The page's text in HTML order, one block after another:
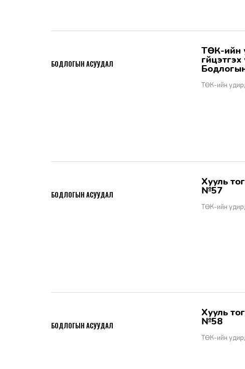
ТӨК-ийн удирдах албан тушаалтны томилгоо: ТУЗ-ийн гишүүн,
ТӨК-ийн
БОДЛОГЫН АСУУДАЛ
Хууль тогтоомжийн тухай хуулийн хэрэгжилт - Бодлогын асуудал
№57
ТӨК-ийн
БОДЛОГЫН АСУУДАЛ
Хууль тогтоомжийн тухай хуулийн хэрэгжилт - Бодлогын асуудал
№58
ТӨК-ийн
БОДЛОГЫН АСУУДАЛ